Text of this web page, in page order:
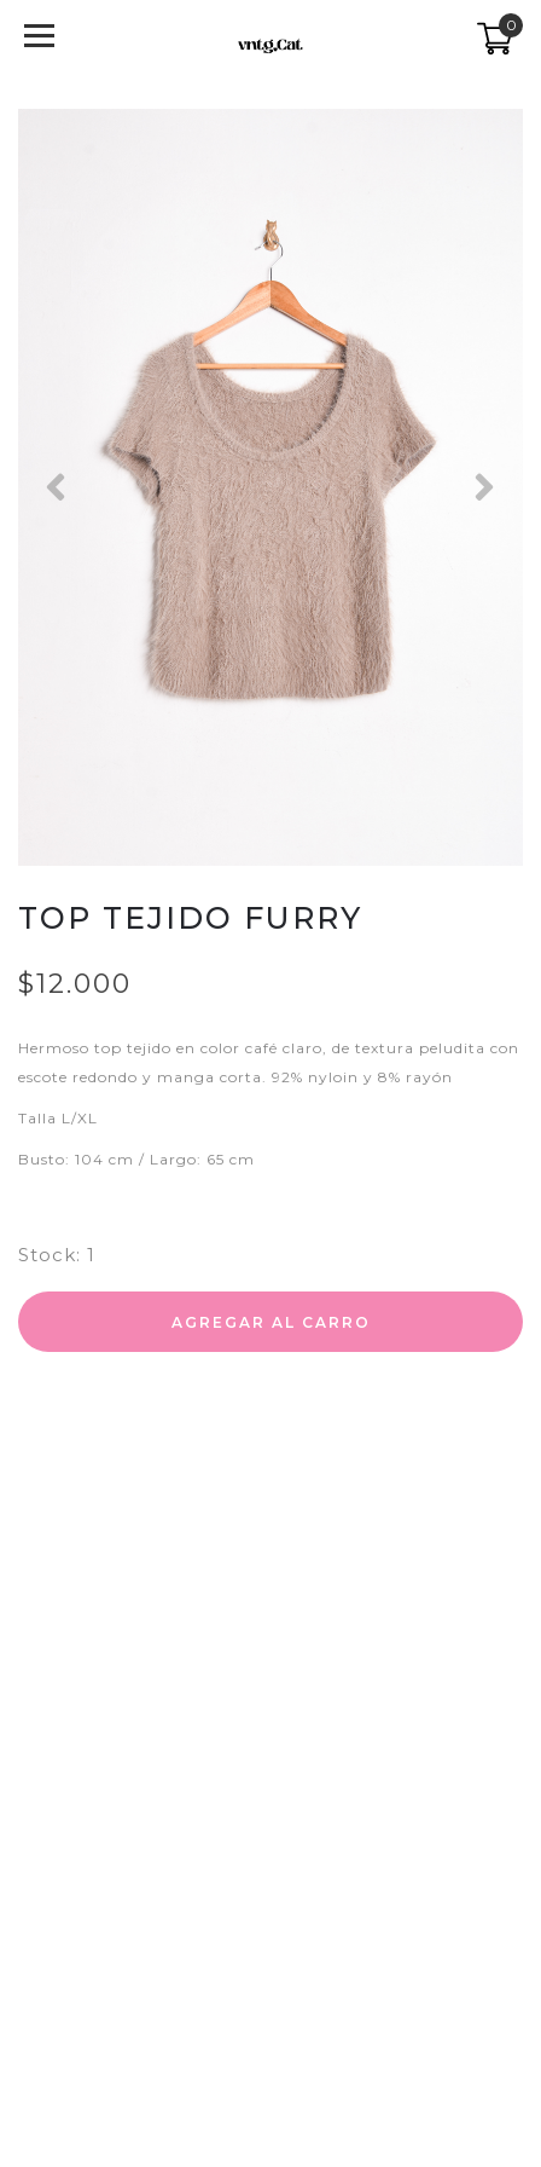
0
Previous Next
TOP TEJIDO FURRY
$12.000
Hermoso top tejido en color café claro, de textura peludita con
escote redondo y manga corta. 92% nyloin y 8% rayón
Talla L/XL
Busto: 104 cm / Largo: 65 cm
Stock: 1
AGREGAR AL CARRO